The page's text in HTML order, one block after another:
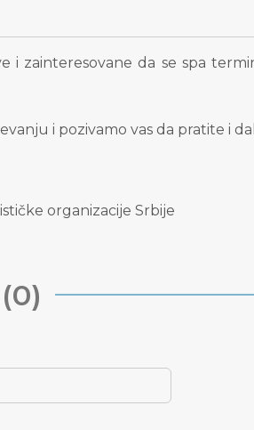
i zainteresovane da se spa
i pozivamo vas da pratite i
organizacije Srbije